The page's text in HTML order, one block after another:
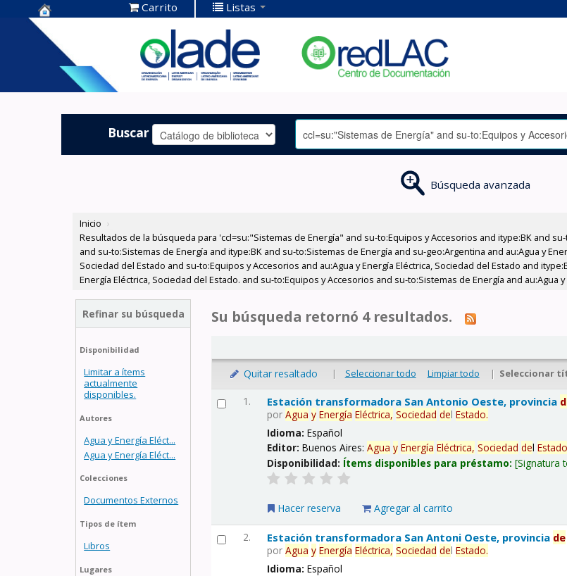
Centro de
Documentación
OLADE -
Carrito Listas
Buscar
Búsqueda avanzada
Inicio ›
Resultados de la búsqueda para 'ccl=su:"Sistemas de Energía" and su-to:Equipos y Accesorios and itype:BK and su-
and su-to:Sistemas de Energía and itype:BK and su-to:Sistemas de Energía and su-geo:Argentina and au:Agua y
Sociedad del Estado and su-to:Equipos y Accesorios and au:Agua y Energía Eléctrica, Sociedad del Estado and
Energía Eléctrica, Sociedad del Estado. and su-to:Equipos y Accesorios and su-to:Sistemas de Energía and au:Agua
Refinar su búsqueda
Disponibilidad
Limitar a ítems
actualmente
disponibles.
Autores
Agua y Energía Eléct...
Agua y Energía Eléct...
Colecciones
Documentos Externos
Tipos de ítem
Libros
Lugares
Su búsqueda retornó 4 resultados.
Quitar resaltado | Seleccionar todo Limpiar todo | Seleccionar
1. Estación transformadora San Antonio Oeste, provincia
porAgua y Energía Eléctrica, Sociedad delEstado.
Idioma:Español
Editor:Buenos Aires:Agua y Energía Eléctrica, Sociedad delEstado
Disponibilidad: Ítems disponibles para préstamo: Signatura
Hacer reserva Agregar al carrito
2. Estación transformadora San Antoni Oeste, provincia de
porAgua y Energía Eléctrica, Sociedad delEstado.
Idioma:Español